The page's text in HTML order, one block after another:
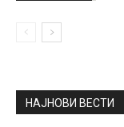
НАЈНОВИ ВЕСТИ